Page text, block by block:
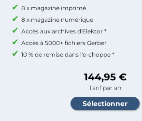
8 x magazine imprimé
8 x magazine numérique
Accès aux archives d'Elektor *
Accès à 5000+ fichiers Gerber
10 % de remise dans l'e-choppe *
144,95 €
Tarif par an